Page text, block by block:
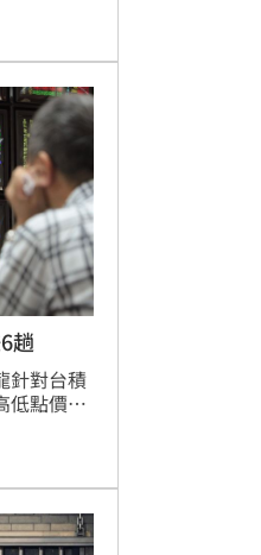
槓桿
居人氣王
AI需求依
是長線投
動，投資
成長潛力
財富重分
趟
針對台積
低點價差
來，他
盤進入整
，切勿急
，但基本